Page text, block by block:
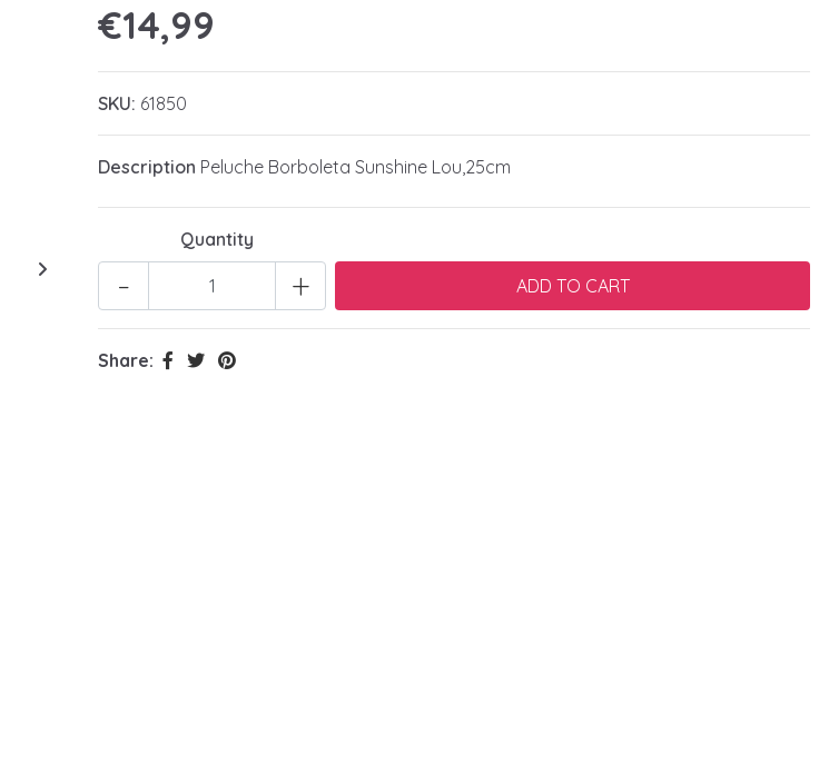
€14,99
SKU: 61850
Description Peluche Borboleta Sunshine Lou,25cm
Quantity
+
-
Share: